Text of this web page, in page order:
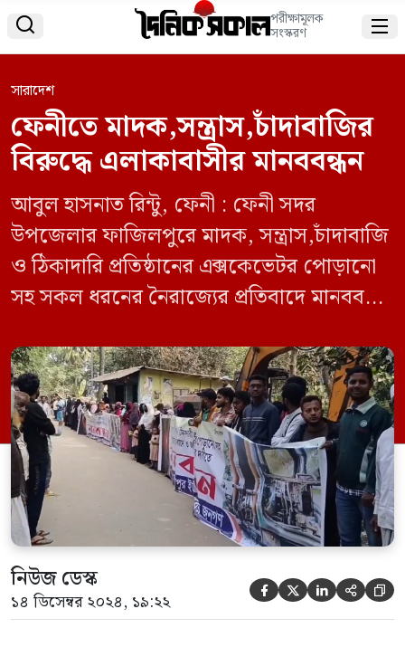
 পরীক্ষামূলক
সংস্করণ 
সারাদেশ
ফেনীতে মাদক,সন্ত্রাস,চাঁদাবাজির
বিরুদ্ধে এলাকাবাসীর মানববন্ধন
আবুল হাসনাত রিন্টু, ফেনী : ফেনী সদর
উপজেলার ফাজিলপুরে মাদক, সন্ত্রাস,চাঁদাবাজি
ও ঠিকাদারি প্রতিষ্ঠানের এক্সকেভেটর পোড়ানো
সহ সকল ধরনের নৈরাজ্যের প্রতিবাদে মানববন্ধন
উপজেলার ফাজিলপুর ইউনিয়নের গুদাম বাজার
এলাকার মুজিবিয়া আলিম মাদরাসার সামনে
মানববন্ধনে ক্ষোভে ফুঁসে উঠে এলাকাবাসী।
এলাকাবাসীর দাবি, ৫ আগস্ট সরকার পরিবর্তনের
পর নির্দিষ্ট একটা গোষ্ঠী এলাকায় দীর্ঘদিন […]
নিউজ ডেস্ক
১৪ ডিসেম্বর ২০২৪, ১৯:২২     